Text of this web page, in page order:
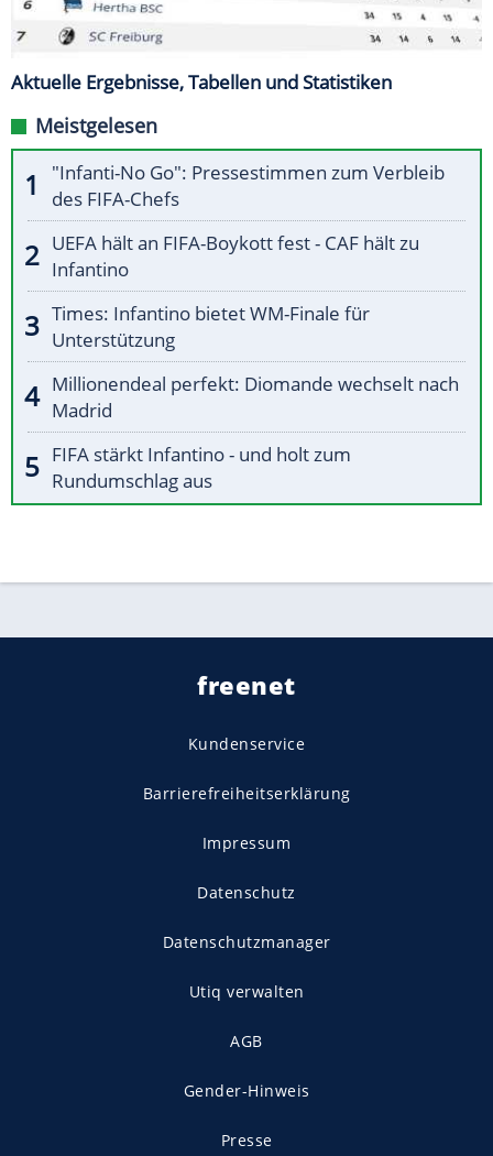
Aktuelle Ergebnisse, Tabellen und Statistiken
Meistgelesen
"Infanti-No Go": Pressestimmen zum Verbleib
des FIFA-Chefs
UEFA hält an FIFA-Boykott fest - CAF hält zu
Infantino
Times: Infantino bietet WM-Finale für
Unterstützung
Millionendeal perfekt: Diomande wechselt nach
Madrid
FIFA stärkt Infantino - und holt zum
Rundumschlag aus
freenet
Kundenservice
Barrierefreiheitserklärung
Impressum
Datenschutz
Datenschutzmanager
Utiq verwalten
AGB
Gender-Hinweis
Presse